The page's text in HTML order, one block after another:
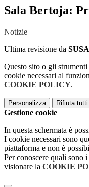
Sala Bertoja:
Notizie
Ultima revisione da
Questo sito o gli
cookie necessari al
COOKIE POLICY.
Personalizza Rifiuta tutti
Gestione cookie
In questa schermata è
I cookie necessari sono
piattaforma e non è
Per conoscere quali sono
visionare la COOKIE